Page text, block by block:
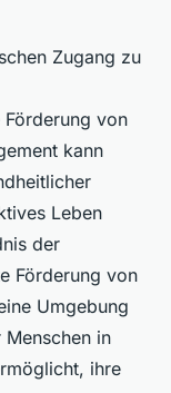
Zugang zu
Förderung von
kann
Leben
der
Förderung von
Umgebung
in
ihre